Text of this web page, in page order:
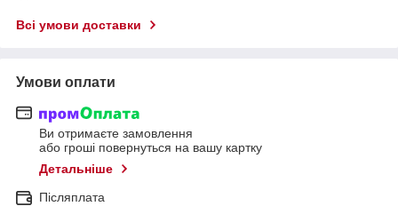
Всі умови доставки
Умови оплати
Ви отримаєте замовлення
або гроші повернуться на вашу картку
Детальніше
Післяплата